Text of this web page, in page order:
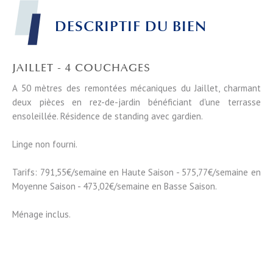
DESCRIPTIF DU BIEN
JAILLET - 4 COUCHAGES
A 50 mètres des remontées mécaniques du Jaillet, charmant
deux pièces en rez-de-jardin bénéficiant d'une terrasse
ensoleillée. Résidence de standing avec gardien.
Linge non fourni.
Tarifs: 791,55€/semaine en Haute Saison - 575,77€/semaine en
Moyenne Saison - 473,02€/semaine en Basse Saison.
Ménage inclus.